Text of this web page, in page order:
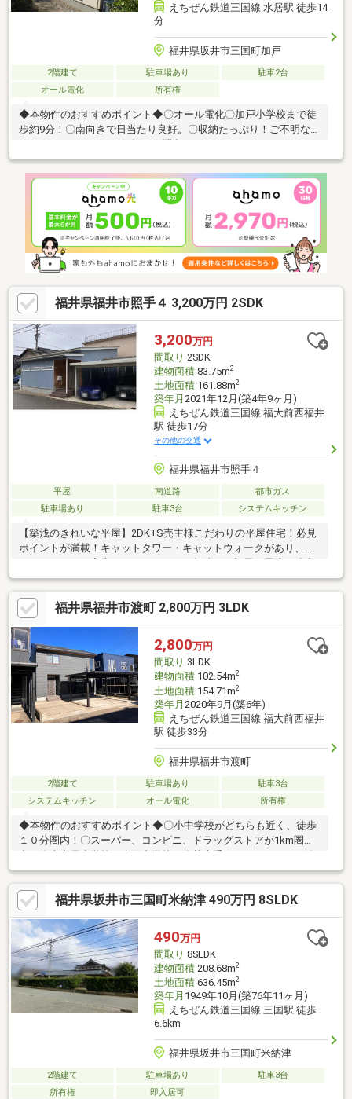
えちぜん鉄道三国線 水居駅 徒歩14
分
福井県坂井市三国町加戸
2階建て 駐車場あり
駐車2台
オール電化
所有権
◆本物件のおすすめポイント◆〇オール電化〇加戸小学校まで徒
歩約9分！〇南向きで日当たり良好。〇収納たっぷり！ご不明な点
福井県福井市照手４ 3,200万円 2SDK
3,200万円
間取り 2SDK
建物面積83.75m2
土地面積161.88m2
築年月 2021年12月(築4年9ヶ月)
えちぜん鉄道三国線 福大前西福井
駅 徒歩17分
その他の交通
福井県福井市照手４
平屋 南道路
都市ガス
駐車場あり
駐車3台 システムキッチン
【築浅のきれいな平屋】2DK+S売主様こだわりの平屋住宅！必見
ポイントが満載！キャットタワー・キャットウォークがあり、猫
室があります！駐車スペースは、カーポート2台+カースペース1
台分ございます
福井県福井市渡町 2,800万円 3LDK
2,800万円
間取り 3LDK
建物面積102.54m2
土地面積154.71m2
築年月 2020年9月(築6年)
えちぜん鉄道三国線 福大前西福井
駅 徒歩33分
福井県福井市渡町
2階建て 駐車場あり
駐車3台
システムキッチン
オール電化 所有権
◆本物件のおすすめポイント◆〇小中学校がどちらも近く、徒歩
１０分圏内！〇スーパー、コンビニ、ドラッグストアが1km圏
浅物件。リビング階段！〇車3台駐車可能。ご不明な点がございま
したら、お気軽にお問合せ下さい♪
福井県坂井市三国町米納津 490万円 8SLDK
490万円
間取り 8SLDK
建物面積208.68m2
土地面積636.45m2
築年月 1949年10月(築76年11ヶ月)
えちぜん鉄道三国線 三国駅 徒歩
6.6km
福井県坂井市三国町米納津
2階建て 駐車場あり
駐車3台
所有権
即入居可